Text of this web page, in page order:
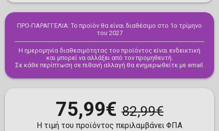
ΠΡΟ-ΠΑΡΑΓΓΕΛΙΑ: Το προϊόν θα είναι διαθέσιμο στο 1ο τρίμηνο
του 2027
Η ημερομηνία διαθεσιμότητας του προϊόντος είναι ενδεικτική
και μπορεί να αλλάξει από τον προμηθευτή.
Σε κάθε περίπτωση σε πιθανή αλλαγή θα ενημερωθείτε με email.
75,99€ 82,99€
Η τιμή του προϊόντος περιλαμβάνει ΦΠΑ